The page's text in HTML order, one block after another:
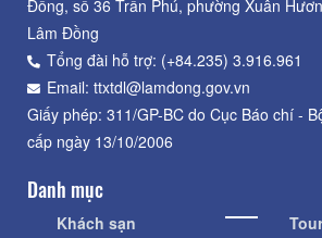
Đồng, số 36 Trần Phú, phường Xuân
Lâm Đồng
Tổng đài hỗ trợ: (+84.235) 3.916.961
Email: ttxtdl@lamdong.gov.vn
Giấy phép: 311/GP-BC do Cục Báo chí -
cấp ngày 13/10/2006
Danh mục
Khách sạn Tour